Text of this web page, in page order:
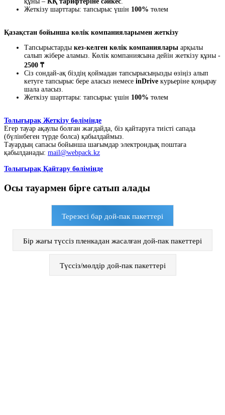
Жеткізу шарттары: тапсырыс үшін 100% төлем
Қазақстан бойынша көлік компанияларымен жеткізу
Тапсырыстарды кез-келген көлік компаниялары арқылы
салып жібере аламыз. Көлік компаниясына дейін жеткізу құны -
2500 ₸
Сіз сондай-ақ біздің қоймадан тапсырысыңызды өзіңіз алып
кетуге тапсырыс бере аласыз немесе inDrive курьеріне қоңырау
шала аласыз.
Жеткізу шарттары: тапсырыс үшін 100% төлем
Толығырақ Жеткізу бөлімінде
Егер тауар ақаулы болған жағдайда, біз қайтаруға тиісті сапада
(бүлінбеген түрде болса) қабылдаймыз.
Тауардың сапасы бойынша шағымдар электрондық поштаға
қабылданады: mail@webpack.kz
Толығырақ Қайтару бөлімінде
Осы тауармен бірге сатып алады
Терезесі бар дой-пак пакеттері
Бір жағы түссіз пленкадан жасалған дой-пак пакеттері
Түссіз/мөлдір дой-пак пакеттері